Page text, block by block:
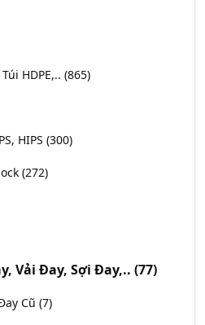
HDPE,.. (865)
HIPS (300)
(272)
Vải Đay, Sợi Đay,.. (77)
Cũ (7)